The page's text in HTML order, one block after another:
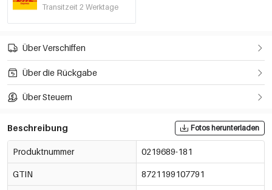
Transitzeit 2 Werktage
Über Verschiffen
Über die Rückgabe
Über Steuern
Beschreibung Fotos herunterladen
Produktnummer 0219689-181
GTIN 8721199107791